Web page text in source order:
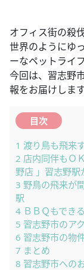
オフィス街の殺
世界のようにゆ
ーなペットライ
今回は、習志野
報をお届けします
目次
1 渡り鳥も飛来
2 店内同伴もＯ
野店 」習志野
3 野鳥の飛来が
駅
4 ＢＢＱもでき
5 習志野市のア
6 習志野市の物
7 まとめ
8 習志野市への